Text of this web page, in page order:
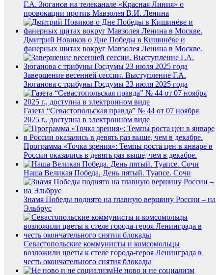
Г.А. Зюганов на телеканале «Красная Линия» о
провокации против Мавзолея В.И. Ленина
Дмитрий Новиков о Дне Победы в Кишинёве и
фанерных щитах вокруг Мавзолея Ленина в Москве.
Завершение весенней сессии. Выступление Г.А.
Зюганова с трибуны Госдумы 23 июля 2025 года
Газета “Севастопольская правда” № 44 от 07 ноября
2025 г., доступна в электронном виде
Программа «Точка зрения»: Темпы роста цен в январе в
России оказались в девять раз выше, чем в декабре.
Наша Великая Победа. День пятый. Туапсе. Сочи
Знамя Победы поднято на главную вершину России – на
Эльбрус
Севастопольские коммунисты и комсомольцы
возложили цветы к стеле города-героя Ленинграда в
честь окончательного снятия блокады
Не ново и не социализм